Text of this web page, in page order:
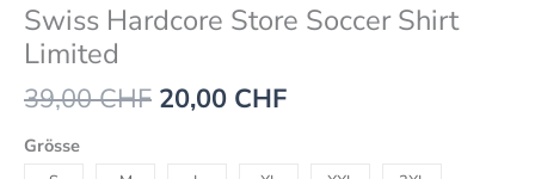
Swiss Hardcore Store Soccer Shirt
Limited
39,00CHF 20,00 CHF
Grösse